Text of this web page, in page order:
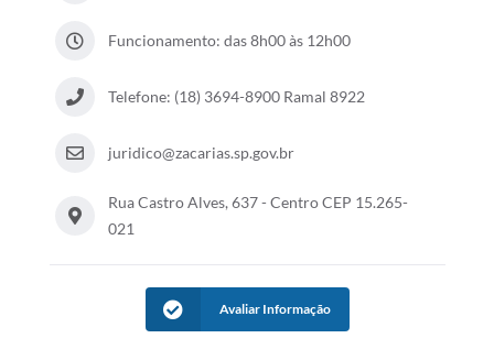
Funcionamento: das 8h00 às 12h00
Telefone: (18) 3694-8900 Ramal 8922
juridico@zacarias.sp.gov.br
Rua Castro Alves, 637 - Centro CEP 15.265-
021
Avaliar Informação